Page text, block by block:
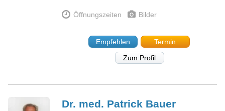
Öffnungszeiten Bilder
Empfehlen
Termin
Zum Profil
Dr. med. Patrick Bauer